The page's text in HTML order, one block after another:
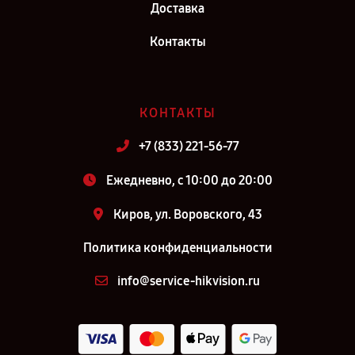
Доставка
Контакты
КОНТАКТЫ
+7 (833) 221-56-77
Ежедневно, с 10:00 до 20:00
Киров, ул. Воровского, 43
Политика конфиденциальности
info@service-hikvision.ru